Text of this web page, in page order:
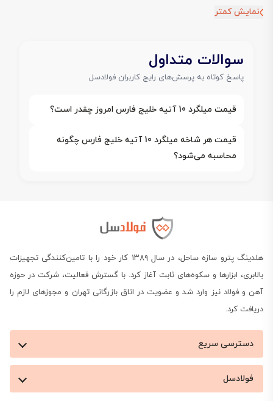
نمایش کمتر
سوالات متداول
پاسخ کوتاه به پرسش‌های رایج کاربران فولادسل
قیمت میلگرد 10 آتیه خلیج فارس امروز چقدر است؟
قیمت هر شاخه میلگرد 10 آتیه خلیج فارس چگونه
محاسبه می‌شود؟
هلدینگ پترو سازه ساحل، در سال ۱۳۸۹ کار خود را با تامین‌کنندگی تجهیزات
بالابری، ابزارها و سکوه‌های ثابت آغاز کرد. با گسترش فعالیت، شرکت در حوزه
آهن و فولاد نیز وارد شد و عضویت در اتاق بازرگانی تهران و مجوزهای لازم را
دریافت کرد.
دسترسی سریع
فولادسل